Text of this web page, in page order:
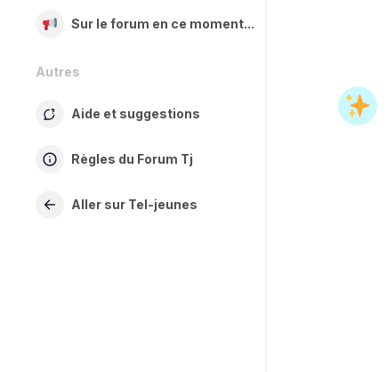
Sur le forum en ce moment...
Autres
Aide et suggestions
Règles du Forum Tj
Aller sur Tel-jeunes